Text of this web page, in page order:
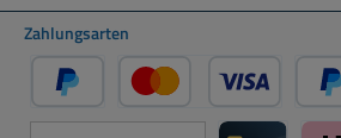
Zahlungsarten
PayPal Kredit- oder